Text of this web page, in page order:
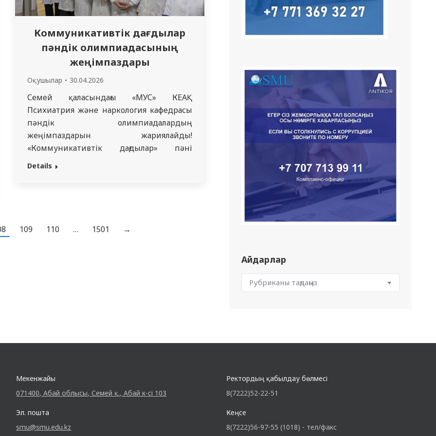
Коммуникативтік дағдылар
пәндік олимпиадасының
жеңімпаздары
Оқушылар 30.04.2026
Семей қаласындағы «МУС» КЕАҚ
Психиатрия және наркология кафедрасы
пәндік олимпиадалардың
жеңімпаздарын жариялайды!
«Коммуникативтік дағдылар» пәні
бойынша олимпиада: 1 орын — 2119 ОМ
Жарқынбек Ділнар Жеңімпаздарды
Details
109 110 … 1501 →
Айдарлар
Мекенжайы
071400, Абай облысы, Семей қ., Абай к-сі 103
Эл. пошта
smu@smu.edu.kz
Ректордың қабылдау бөлмесі
8(7222)52-22-51
Кеңсе
8(7222)56-97-55 (1018) - тел/факс